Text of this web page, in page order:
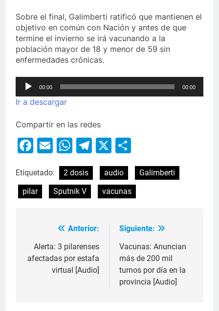
Sobre el final, Galimberti ratificó que mantienen el
objetivo en común con Nación y antes de que
termine el invierno se irá vacunando a la
población mayor de 18 y menor de 59 sin
enfermedades crónicas.
Reproductor
audio
00:00 00:00
Ir a descargar
Compartir en las redes
Facebook
EmailWhatsApp
Telegram
X
Etiquetado: 2 dosis audio
Galimberti
pilar
Sputnik V vacunas
Anterior:
Alerta: 3 pilarenses
afectadas por estafa
virtual [Audio]
Siguiente:
Vacunas: Anuncian
más de 200 mil
turnos por día en la
provincia [Audio]